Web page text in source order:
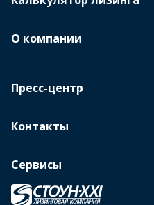
О компании
Пресс-центр
Контакты
Сервисы